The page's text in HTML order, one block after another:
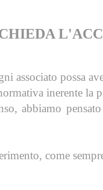
associato possa
inerente la
abbiamo
come